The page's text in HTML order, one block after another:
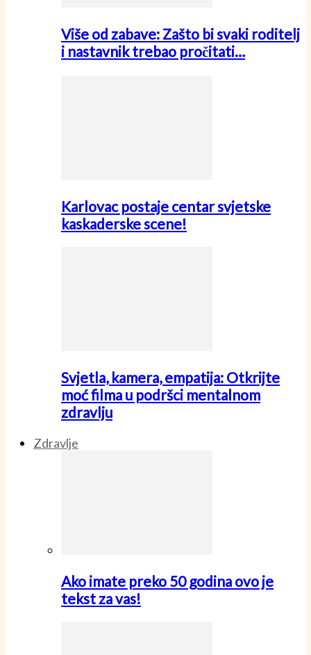
Više od zabave: Zašto bi svaki roditelj
i nastavnik trebao pročitati…
Karlovac postaje centar svjetske
kaskaderske scene!
Svjetla, kamera, empatija: Otkrijte
moć filma u podršci mentalnom
zdravlju
Zdravlje
Ako imate preko 50 godina ovo je
tekst za vas!